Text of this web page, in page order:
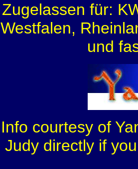
Zugelassen für:
Westfalen,
und
Info courtesy of
Judy directly if